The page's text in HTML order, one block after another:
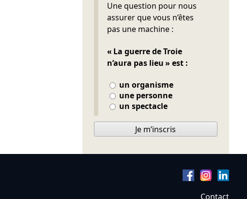
Une question pour nous
assurer que vous n’êtes
pas une machine :
« La guerre de Troie
n’aura pas lieu » est :
un organisme
une personne
un spectacle
Ne pas remplir
Je m’inscris
Contact